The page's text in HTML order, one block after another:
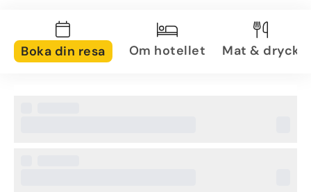
Boka din resa Om hotellet Mat & dryck